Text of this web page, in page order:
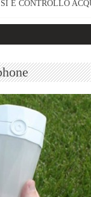
E CONTROLLO